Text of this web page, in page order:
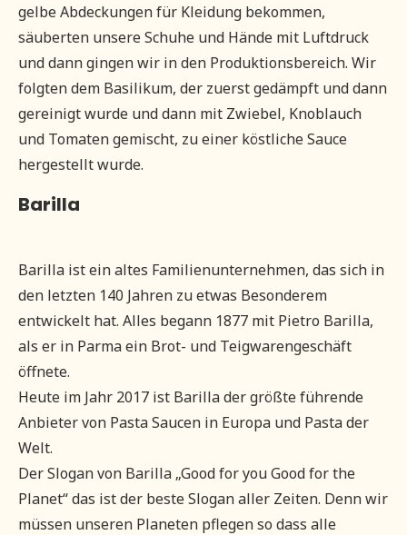
gelbe Abdeckungen für Kleidung bekommen,
säuberten unsere Schuhe und Hände mit Luftdruck
und dann gingen wir in den Produktionsbereich. Wir
folgten dem Basilikum, der zuerst gedämpft und dann
gereinigt wurde und dann mit Zwiebel, Knoblauch
und Tomaten gemischt, zu einer köstliche Sauce
hergestellt wurde.
Barilla
Barilla ist ein altes Familienunternehmen, das sich in
den letzten 140 Jahren zu etwas Besonderem
entwickelt hat. Alles begann 1877 mit Pietro Barilla,
als er in Parma ein Brot- und Teigwarengeschäft
öffnete.
Heute im Jahr 2017 ist Barilla der größte führende
Anbieter von Pasta Saucen in Europa und Pasta der
Welt.
Der Slogan von Barilla „Good for you Good for the
Planet“ das ist der beste Slogan aller Zeiten. Denn wir
müssen unseren Planeten pflegen so dass alle